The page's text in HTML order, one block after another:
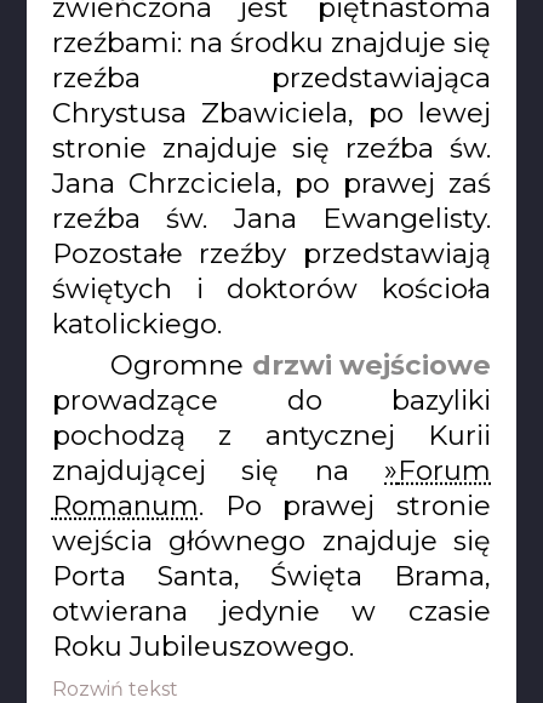
zwieńczona jest piętnastoma
rzeźbami: na środku znajduje się
rzeźba przedstawiająca
Chrystusa Zbawiciela, po lewej
stronie znajduje się rzeźba św.
Jana Chrzciciela, po prawej zaś
rzeźba św. Jana Ewangelisty.
Pozostałe rzeźby przedstawiają
świętych i doktorów kościoła
katolickiego.
Ogromne drzwi wejściowe
prowadzące do bazyliki
pochodzą z antycznej Kurii
znajdującej się na
Forum
Romanum. Po prawej stronie
wejścia głównego znajduje się
Porta Santa, Święta Brama,
otwierana jedynie w czasie
Roku Jubileuszowego.
Rozwiń tekst